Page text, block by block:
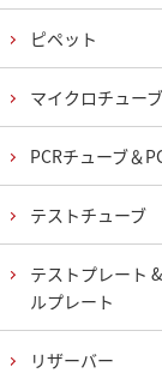
ピペット
マイクロチューブ
PCRチューブ＆
テストチューブ
テストプレート
ルプレート
リザーバー